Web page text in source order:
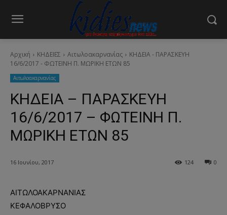
Αρχική ΚΗΔΕΙΕΣ Aιτωλοακαρνανίας
ΚΗΔΕΙΑ - ΠΑΡΑΣΚΕΥΗ
16/6/2017 - ΦΩΤΕΙΝΗ Π. ΜΩΡΙΚΗ ΕΤΩΝ 85
Aιτωλοακαρνανίας
ΚΗΔΕΙΑ – ΠΑΡΑΣΚΕΥΗ
16/6/2017 – ΦΩΤΕΙΝΗ Π.
ΜΩΡΙΚΗ ΕΤΩΝ 85
16 Ιουνίου, 2017 0
124
ΑΙΤΩΛΟΑΚΑΡΝΑΝΙΑΣ
ΚΕΦΑΛΟΒΡΥΣΟ